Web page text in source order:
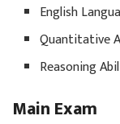
English
Quantitative
Reasoning
Main Exam